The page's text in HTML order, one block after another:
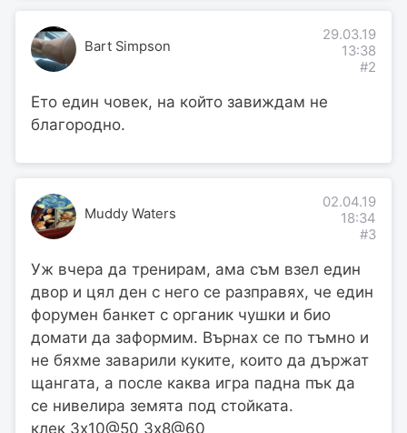
Bart Simpson
29.03.19
13:38
#2
Ето един човек, на който завиждам не
благородно.
Muddy Waters
02.04.19
18:34
#3
Уж вчера да тренирам, ама съм взел един
двор и цял ден с него се разправях, че един
форумен банкет с органик чушки и био
домати да заформим. Върнах се по тъмно и
не бяхме заварили куките, които да държат
щангата, а после каква игра падна пък да
се нивелира земята под стойката.
клек 3х10@50 3х8@60